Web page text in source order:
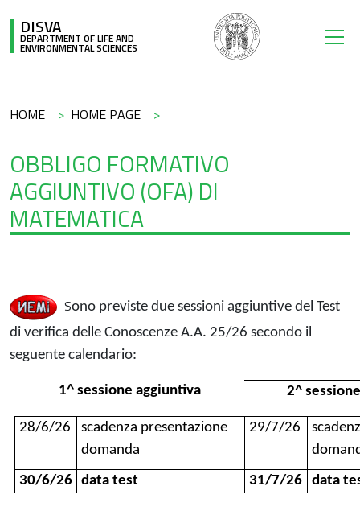
DISVA
DEPARTMENT OF LIFE AND
ENVIRONMENTAL SCIENCES
Breadcrumb
HOME HOME PAGE
OBBLIGO FORMATIVO
AGGIUNTIVO (OFA) DI
MATEMATICA
Sono previste due sessioni aggiuntive del Test
di verifica delle Conoscenze A.A. 25/26 secondo il
seguente calendario:
1^ sessione aggiuntiva 2^
28/6/26
scadenza presentazione
domanda
29/7/26
30/6/26 data test 31/7/26 data